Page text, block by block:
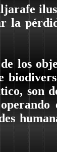
la
los
son